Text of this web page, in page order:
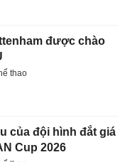
được chào
thao
của đội hình đắt giá
Cup 2026